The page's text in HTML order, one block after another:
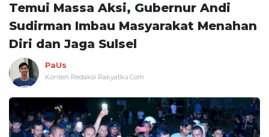
Temui Massa Aksi, Gubernur Andi
Sudirman Imbau Masyarakat Menahan
Diri dan Jaga Sulsel
PaUs
Konten Redaksi Rakyatku.Com